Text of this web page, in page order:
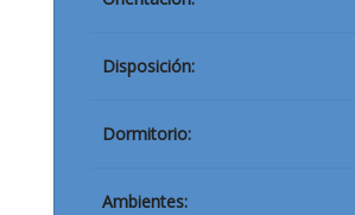
Disposición:
Dormitorio:
Ambientes: